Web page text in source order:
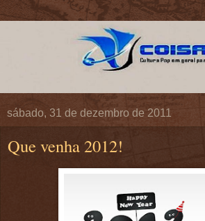
sábado, 31 de dezembro de 2011
Que venha 2012!